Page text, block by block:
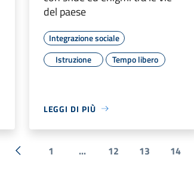
del paese
Integrazione sociale
Istruzione
Tempo libero
LEGGI DI PIÙ
« Precedente
1 ... 12 13 14